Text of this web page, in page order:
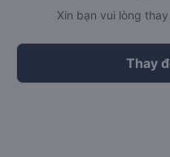
Xin bạn vui lòng
Thay